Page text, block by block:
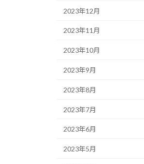
2023年12月
2023年11月
2023年10月
2023年9月
2023年8月
2023年7月
2023年6月
2023年5月